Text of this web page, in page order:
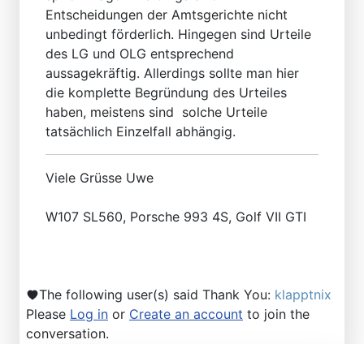
Entscheidungen der Amtsgerichte nicht
unbedingt förderlich. Hingegen sind Urteile
des LG und OLG entsprechend
aussagekräftig. Allerdings sollte man hier
die komplette Begründung des Urteiles
haben, meistens sind solche Urteile
tatsächlich Einzelfall abhängig.
Viele Grüsse Uwe
W107 SL560, Porsche 993 4S, Golf VII GTI
The following user(s) said Thank You: klapptnix
Please Log in or Create an account to join the
conversation.